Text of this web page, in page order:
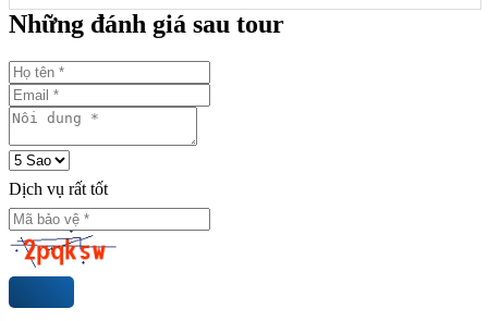
Những đánh giá sau tour
Dịch vụ rất tốt